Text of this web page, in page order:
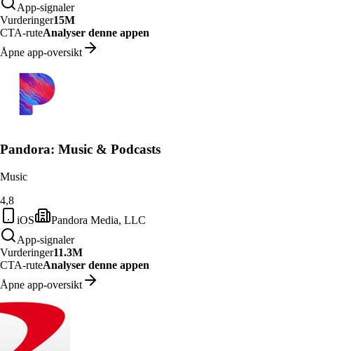
App-signaler
Vurderinger15M
CTA-ruteAnalyser denne appen
Åpne app-oversikt
Pandora: Music & Podcasts
Music
4,8
iOS
Pandora Media, LLC
App-signaler
Vurderinger11.3M
CTA-ruteAnalyser denne appen
Åpne app-oversikt